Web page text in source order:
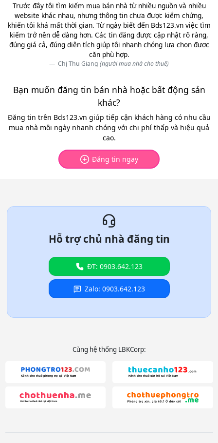
Trước đây tôi tìm kiếm mua bán nhà từ nhiều nguồn và nhiều
website khác nhau, nhưng thông tin chưa được kiểm chứng,
khiến tôi khá mất thời gian. Từ ngày biết đến Bds123.vn việc tìm
kiếm trở nên dễ dàng hơn. Các tin đăng được cập nhật rõ ràng,
đúng giá cả, đúng diện tích giúp tôi nhanh chóng lựa chọn được
căn phù hợp.
Chị Thu Giang (người mua nhà cho thuê)
Bạn muốn đăng tin bán nhà hoặc bất động sản
khác?
Đăng tin trên Bds123.vn giúp tiếp cận khách hàng có nhu cầu
mua nhà mỗi ngày nhanh chóng với chi phí thấp và hiệu quả
cao.
Đăng tin ngay
Hỗ trợ chủ nhà đăng tin
ĐT: 0903.642.123
Zalo: 0903.642.123
Cùng hệ thống LBKCorp: